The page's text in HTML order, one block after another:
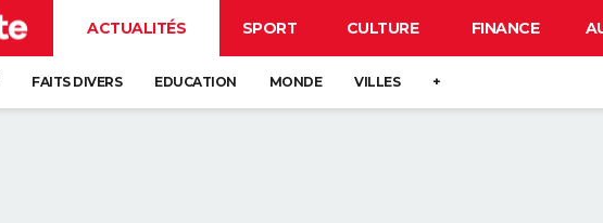
ACTUALITÉS SPORT CULTURE FINANCE
FAITS DIVERS EDUCATION MONDE VILLES +